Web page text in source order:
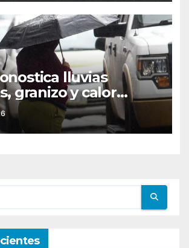
lluvias
granizo y calor
para este 7 de